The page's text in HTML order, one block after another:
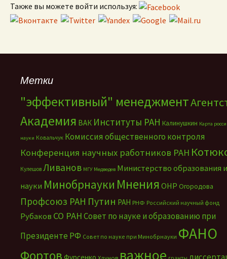
Также вы можете войти используя:
Метки
"эффективный" менеджмент
Академия ВАК Институты РАН Калинушкин Карта
науки Ковальчук Комиссия общественного контроля
Конференция научных работников РАН
Кулешов Ливанов МГУ Медведев Министерство образования и
науки Минобрнауки Мнения ОНР Огородова
Профсоюз РАН Путин РАН РНФ Российский научный фонд
Рубаков СО РАНСовет по науке и образованию при
Президенте РФ Совет по науке при Минобрнауки ФАНО
Фортов важное